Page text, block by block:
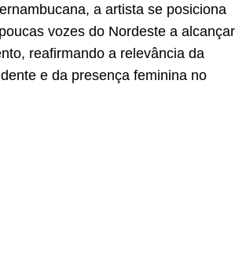
a artista se posiciona
vozes do Nordeste a alcançar
reafirmando a relevância da
e da presença feminina no